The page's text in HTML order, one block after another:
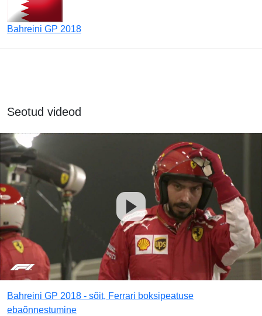
Bahreini GP 2018
Seotud videod
Bahreini GP 2018 - sõit, Ferrari boksipeatuse
ebaõnnestumine